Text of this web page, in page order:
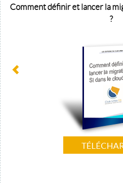
Comment définir et lancer la
?